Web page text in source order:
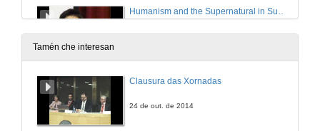
14 de xul. de 2009
Tamén che interesan
Clausura das Xornadas
24 de out. de 2014